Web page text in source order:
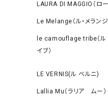
LAURA DI MAGGIO（ロー
Le Melange（ル・メランジ
le camouflage tribe（ル
イブ）
LE VERNIS(ル ベルニ)
Lallia Mu（ラリア ムー）